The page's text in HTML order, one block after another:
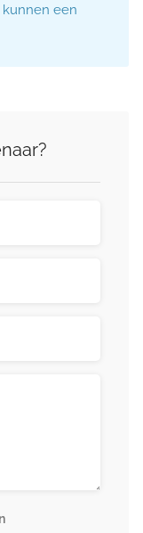
een